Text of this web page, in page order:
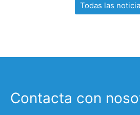
Todas las
Contacta con